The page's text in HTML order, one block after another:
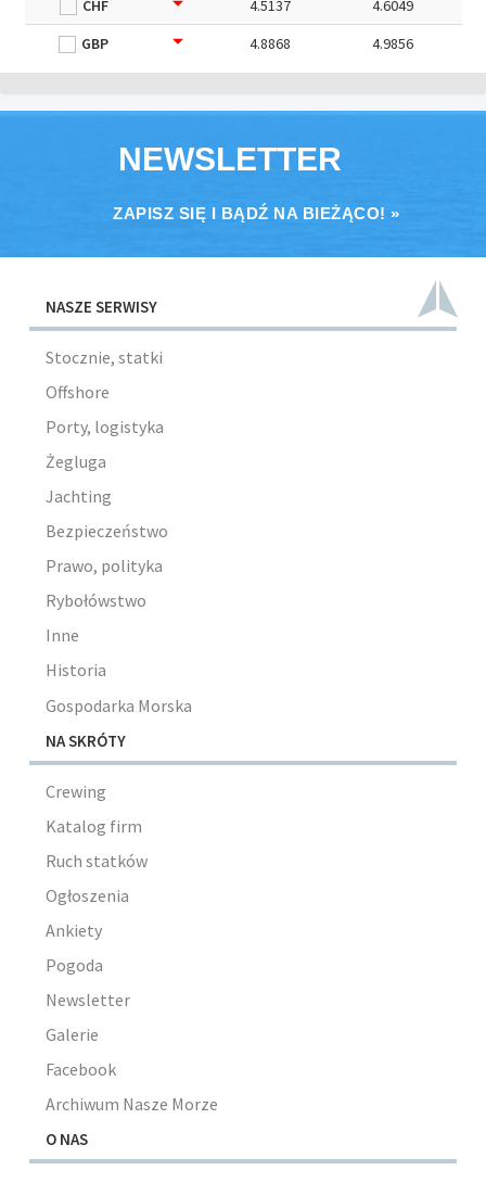
CHF
4.5137
4.6049
GBP
4.8868 4.9856
NEWSLETTER
ZAPISZ SIĘ I BĄDŹ NA BIEŻĄCO! »
NASZE SERWISY
Stocznie, statki
Offshore
Porty, logistyka
Żegluga
Jachting
Bezpieczeństwo
Prawo, polityka
Rybołówstwo
Inne
Historia
Gospodarka Morska
NA SKRÓTY
Crewing
Katalog firm
Ruch statków
Ogłoszenia
Ankiety
Pogoda
Newsletter
Galerie
Facebook
Archiwum Nasze Morze
O NAS